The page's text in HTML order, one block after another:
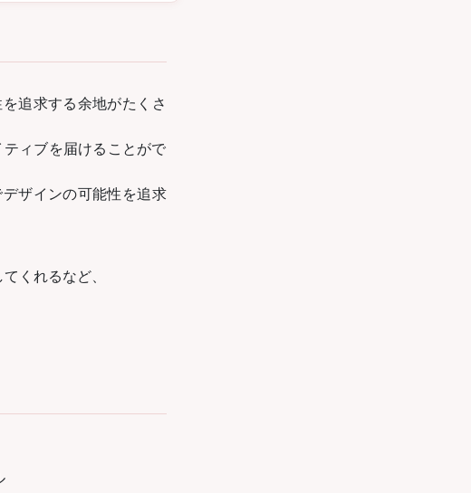
追求する余地がたくさ
ィブを届けることがで
ザインの可能性を追求
くれるなど、